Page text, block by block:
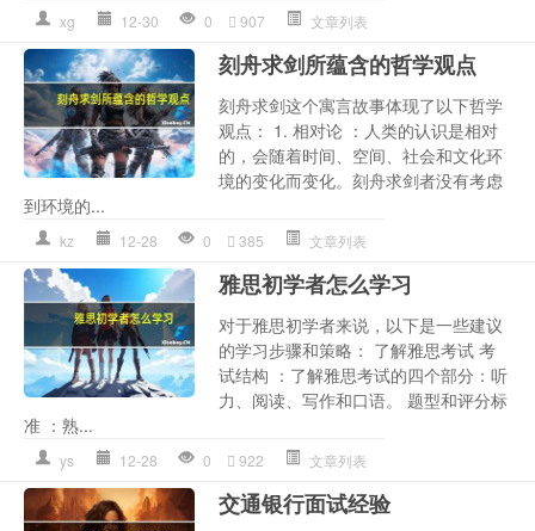
xg 12-30 0 907 文章列表
刻舟求剑所蕴含的哲学观点
刻舟求剑这个寓言故事体现了以下哲学
观点： 1. 相对论 ：人类的认识是相对
的，会随着时间、空间、社会和文化环
境的变化而变化。刻舟求剑者没有考虑
到环境的...
kz 12-28 0 385 文章列表
雅思初学者怎么学习
对于雅思初学者来说，以下是一些建议
的学习步骤和策略： 了解雅思考试 考
试结构 ：了解雅思考试的四个部分：听
力、阅读、写作和口语。 题型和评分标
准 ：熟...
ys 12-28 0 922 文章列表
交通银行面试经验